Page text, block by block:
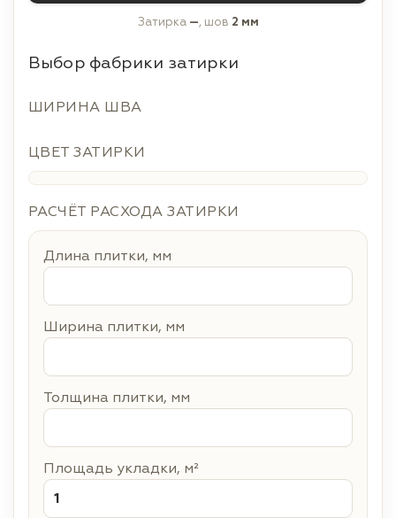
Затирка —, шов 2 мм
Выбор фабрики затирки
ШИРИНА ШВА
ЦВЕТ ЗАТИРКИ
РАСЧЁТ РАСХОДА ЗАТИРКИ
Длина плитки, мм
Ширина плитки, мм
Толщина плитки, мм
Площадь укладки, м²